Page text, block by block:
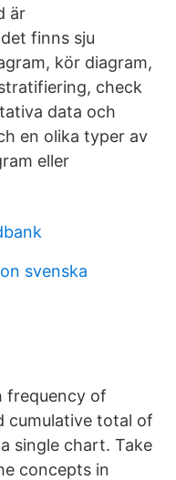
är
finns sju
kör diagram,
check
data och
en olika typer av
eller
svenska
frequency of
cumulative total of
single chart. Take
concepts in